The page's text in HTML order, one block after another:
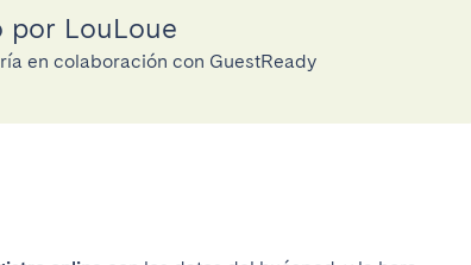
por LouLoue
en colaboración con GuestReady